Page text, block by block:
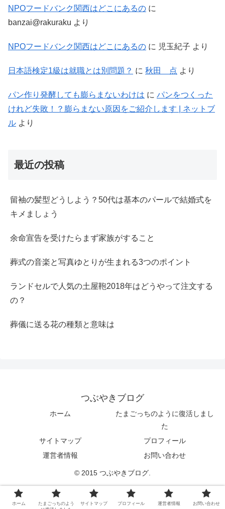
NPOフードバンク関西はどこにあるの に
banzai@rakuraku より
NPOフードバンク関西はどこにあるの に 児玉紀子 より
日本語検定1級は就職とは別問題？ に 秋田 点 より
パン作り発酵しても膨らまないわけは に パンをつくった
けれど失敗！？膨らまない原因をご紹介します | ネットブ
ル より
最近の投稿
留袖の髪型どうしよう？50代は基本のパールで結婚式を
キメましょう
余命宣告を受けたらまず家族がすること
葬式の音楽と写真ゆとりが生まれる3つのポイント
ランドセルで人気の土屋鞄2018年はどうやって注文する
の？
葬儀に送る花の種類と意味は
つぶやきブログ
ホーム
たまごっちのように復活しまし
た
サイトマップ
プロフィール
運営者情報
お問い合わせ
© 2015 つぶやきブログ.
ホーム
たまごっちのよう
サイトマップ プロフィール 運営者情報 お問い合わせ